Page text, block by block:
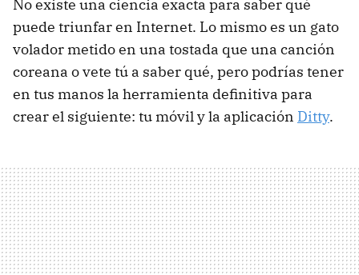
No existe una ciencia exacta para saber qué
puede triunfar en Internet. Lo mismo es un gato
volador metido en una tostada que una canción
coreana o vete tú a saber qué, pero podrías tener
en tus manos la herramienta definitiva para
crear el siguiente: tu móvil y la aplicación Ditty.